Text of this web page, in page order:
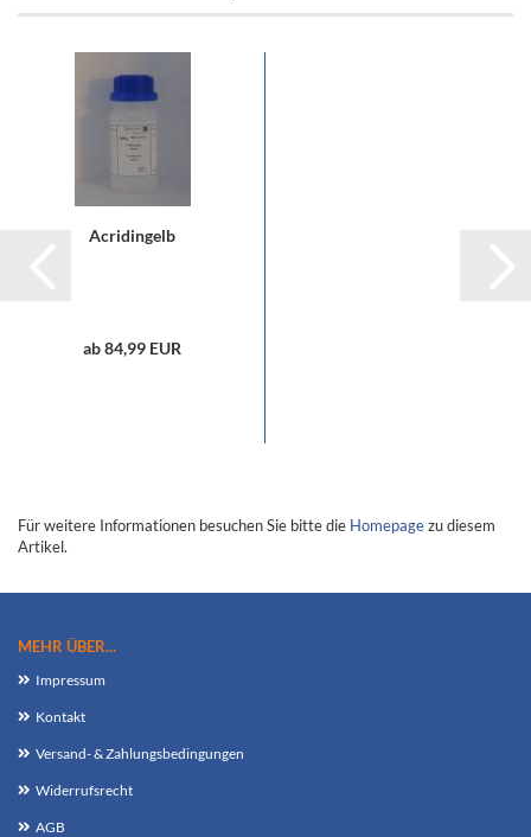
Acridingelb
ab 84,99 EUR
Für weitere Informationen besuchen Sie bitte die Homepagezu diesem
Artikel.
MEHR ÜBER...
Impressum
Kontakt
Versand- & Zahlungsbedingungen
Widerrufsrecht
AGB